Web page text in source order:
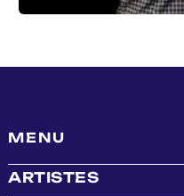
MENU
ARTISTES